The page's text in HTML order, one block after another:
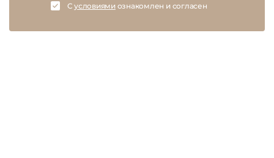
Cусловиямиознакомлен и согласен